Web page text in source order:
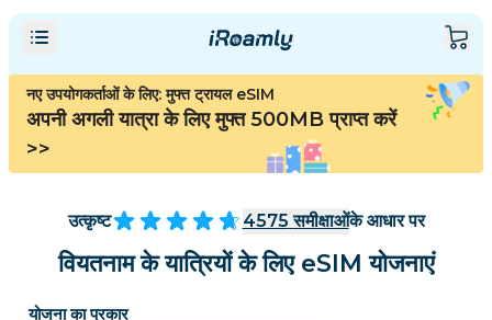
नए उपयोगकर्ताओं के लिए: मुफ्त ट्रायल eSIM
अपनी अगली यात्रा के लिए मुफ्त 500MB प्राप्त करें
>>
उत्कृष्ट 4575 समीक्षाओंके आधार पर
वियतनाम के यात्रियों के लिए eSIM योजनाएं
योजना का प्रकार